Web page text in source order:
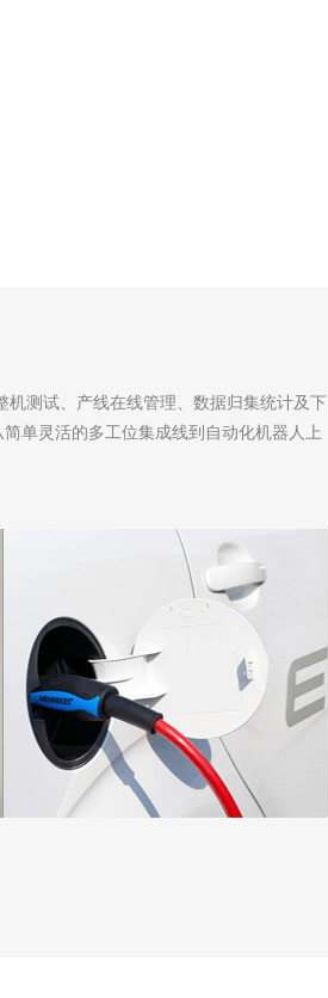
测试、产线在线管理、数据归集统计及下
单灵活的多工位集成线到自动化机器人上